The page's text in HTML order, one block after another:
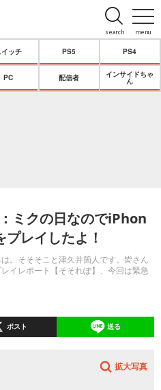
menu
search
イッチ PS5 PS4
PC 配信者
インサイドちゃ
ん
ミクの日なのでiPhon
レイしたよ！
。そそそこと津久井箇人です。皆さん
イレポート【そそれぽ】、今回は緊急
ポスト 送る
拡大写真